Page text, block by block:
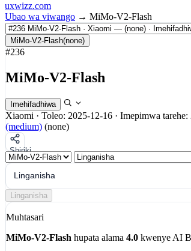
uxwizz.com
Ubao wa viwango → MiMo-V2-Flash
MiMo-V2-Flash(none)
#236
MiMo-V2-Flash
Imehifadhiwa
Xiaomi · Toleo: 2025-12-16 · Imepimwa
(medium) (none)
Shiriki
Linganisha
Linganisha
Muhtasari
MiMo-V2-Flash hupata alama 4.0 kwenye AI